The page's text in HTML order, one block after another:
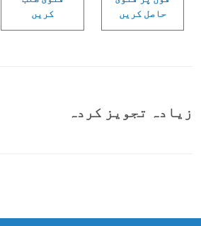
حاصل کریں
کریں
زیادہ تجویز کردہ